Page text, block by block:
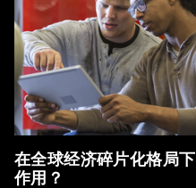
在全球经济碎片化格局
作用？